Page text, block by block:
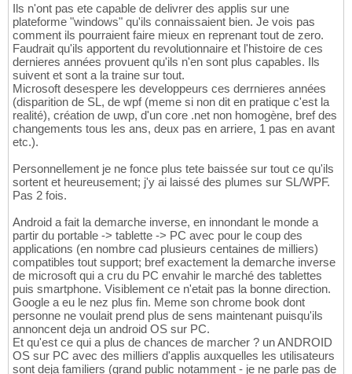
Ils n'ont pas ete capable de delivrer des applis sur une
plateforme "windows" qu'ils connaissaient bien. Je vois pas
comment ils pourraient faire mieux en reprenant tout de zero.
Faudrait qu'ils apportent du revolutionnaire et l'histoire de ces
dernieres années provuent qu'ils n'en sont plus capables. Ils
suivent et sont a la traine sur tout.
Microsoft desespere les developpeurs ces derrnieres années
(disparition de SL, de wpf (meme si non dit en pratique c'est la
realité), création de uwp, d'un core .net non homogène, bref des
changements tous les ans, deux pas en arriere, 1 pas en avant
etc.).
Personnellement je ne fonce plus tete baissée sur tout ce qu'ils
sortent et heureusement; j'y ai laissé des plumes sur SL/WPF.
Pas 2 fois.
Android a fait la demarche inverse, en innondant le monde a
partir du portable -> tablette -> PC avec pour le coup des
applications (en nombre cad plusieurs centaines de milliers)
compatibles tout support; bref exactement la demarche inverse
de microsoft qui a cru du PC envahir le marché des tablettes
puis smartphone. Visiblement ce n'etait pas la bonne direction.
Google a eu le nez plus fin. Meme son chrome book dont
personne ne voulait prend plus de sens maintenant puisqu'ils
annoncent deja un android OS sur PC.
Et qu'est ce qui a plus de chances de marcher ? un ANDROID
OS sur PC avec des milliers d'applis auxquelles les utilisateurs
sont deja familiers (grand public notamment - je ne parle pas de